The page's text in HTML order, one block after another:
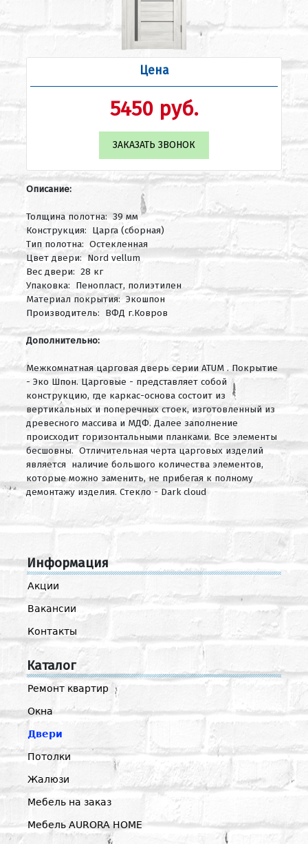
Цена
5450 руб.
ЗАКАЗАТЬ ЗВОНОК
Описание:
Толщина полотна: 39 мм
Конструкция: Царга (сборная)
Тип полотна: Остекленная
Цвет двери: Nord vellum
Вес двери: 28 кг
Упаковка: Пенопласт, полиэтилен
Материал покрытия: Экошпон
Производитель: ВФД г.Ковров
Дополнительно:
Межкомнатная царговая дверь серии ATUM . Покрытие
- Эко Шпон.Царговые - представляет собой
конструкцию, где каркас-основа состоит из
вертикальных и поперечных стоек, изготовленный из
древесного массива и МДФ. Далее заполнение
происходит горизонтальными планками. Все элементы
бесшовны. Отличительная черта царговых изделий
является наличие большого количества элементов,
которые можно заменить, не прибегая к полному
демонтажу изделия. Стекло - Dark cloud
Информация
Акции
Вакансии
Контакты
Каталог
Ремонт квартир
Окна
Двери
Потолки
Жалюзи
Мебель на заказ
Мебель AURORA HOME